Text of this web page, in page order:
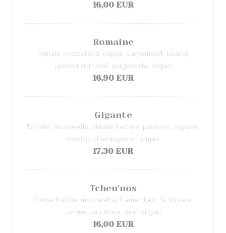
16,00 EUR
Romaine
Tomate, mozzarella, coppa, Camembert, Livarot,
jambon cru fumé, gorgonzola, origan
16,90 EUR
Gigante
Tomate, mozzarella, viande hachée, poivrons, oignons,
chorizo, champignons, origan
17,30 EUR
Tcheu'nos
Crème fraîche, mozzarella, Camembert, St Vincent,
tomme cauchoise, œuf, origan
16,00 EUR